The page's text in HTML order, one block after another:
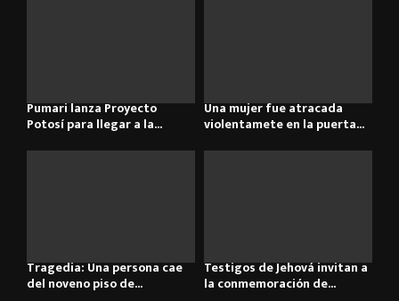
Pumari lanza Proyecto
Potosí para llegar a la...
Una mujer fue atracada
violentamete en la puerta...
Tragedia: Una persona cae
del noveno piso de...
Testigos de Jehová invitan a
la conmemoración de...